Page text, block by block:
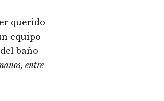
querido
equipo
baño
entre